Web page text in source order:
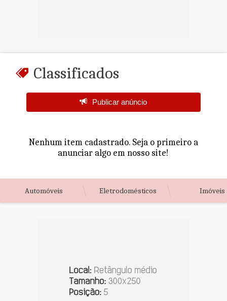
Classificados
Publicar anúncio
Nenhum item cadastrado. Seja o primeiro a
anunciar algo em nosso site!
Automóveis Eletrodomésticos Imóveis